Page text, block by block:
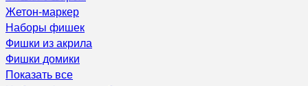
Жетон-маркер
Наборы фишек
Фишки из акрила
Фишки домики
Показать все